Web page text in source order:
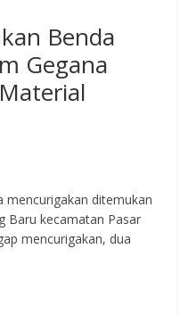
Benda
Gegana
mencurigakan ditemukan
Baru kecamatan Pasar
mencurigakan, dua